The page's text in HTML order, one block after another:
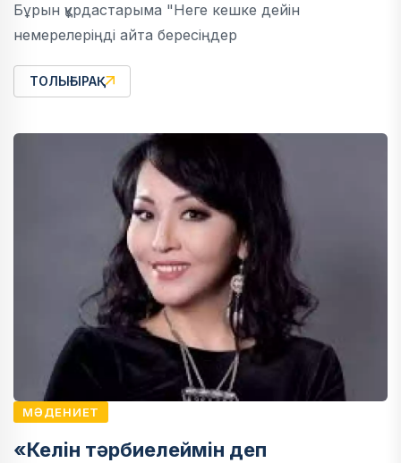
Бұрын құрдастарыма "Неге кешке дейін
немерелеріңді айта бересіңдер
ТОЛЫҒЫРАҚ
МӘДЕНИЕТ
«Келін тәрбиелеймін деп